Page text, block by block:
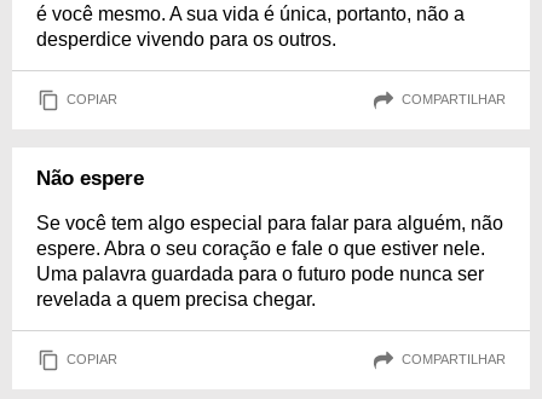
é você mesmo. A sua vida é única, portanto, não a
desperdice vivendo para os outros.
COPIAR COMPARTILHAR
Não espere
Se você tem algo especial para falar para alguém, não
espere. Abra o seu coração e fale o que estiver nele.
Uma palavra guardada para o futuro pode nunca ser
revelada a quem precisa chegar.
COPIAR COMPARTILHAR